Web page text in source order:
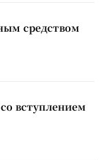
средством
вступлением